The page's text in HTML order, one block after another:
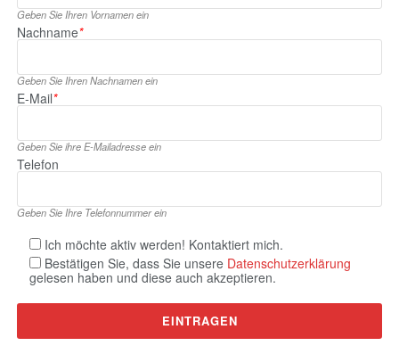
Geben Sie Ihren Vornamen ein
Nachname*
Geben Sie Ihren Nachnamen ein
E‑Mail*
Geben Sie ihre E‑Mailadresse ein
Telefon
Geben Sie Ihre Telefonnummer ein
Ich möchte aktiv werden! Kontaktiert mich.
Bestätigen Sie, dass Sie unsere Datenschutzerklärung
gelesen haben und diese auch akzeptieren.